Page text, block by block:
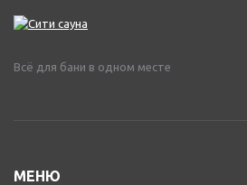
Всё для бани в одном месте
МЕНЮ